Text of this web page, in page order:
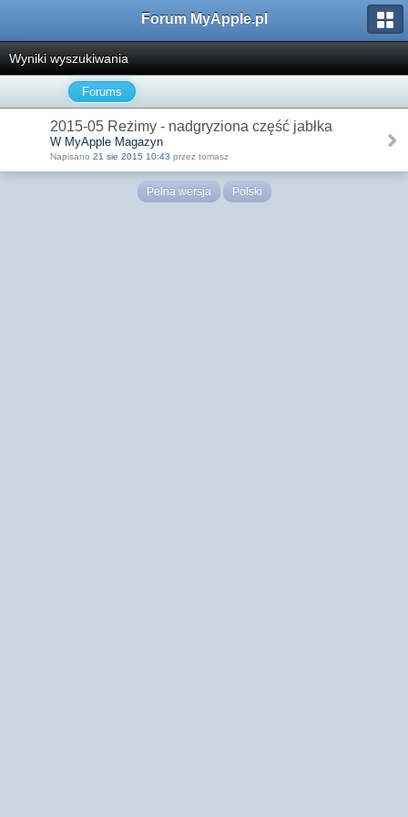
Forum MyApple.pl
Wyniki wyszukiwania
Forums
2015-05 Reżimy - nadgryziona część jabłka
W MyApple Magazyn
Napisano 21 sie 2015 10:43 przez tomasz
Pełna wersja Polski